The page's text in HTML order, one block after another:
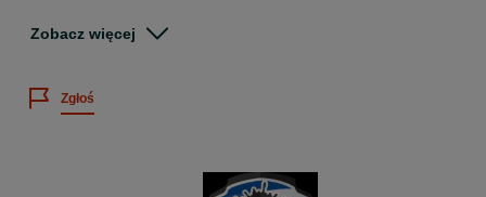
SJJ1 +RD300 + Dalmierz HDM Little Friend
CENA : 3149 zł brutto
Gwarancja 12 miesięcy z możliwością przedłużenia do 24 po
zarejestrowaniu urządzenia na stronie producenta - NIVEL
Zobacz więcej
Zgłoś